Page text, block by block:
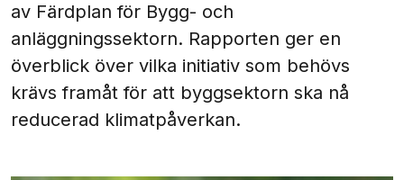
av Färdplan för Bygg- och
anläggningssektorn. Rapporten ger en
överblick över vilka initiativ som behövs
krävs framåt för att byggsektorn ska nå
reducerad klimatpåverkan.